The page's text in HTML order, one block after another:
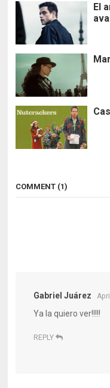
El
COMMENT (1)
Gabriel Juárez
Ya la quiero ver!!!!!
REPLY